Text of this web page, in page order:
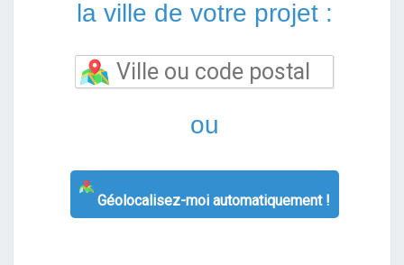
la ville de votre projet :
ou
Géolocalisez-moi automatiquement !